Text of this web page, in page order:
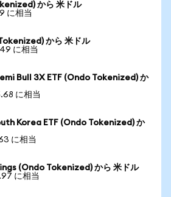
から 米ドル
に相当
から 米ドル
に相当
Bull 3X ETF (Ondo Tokenized) か
に相当
Korea ETF (Ondo Tokenized) か
に相当
(Ondo Tokenized) から 米ドル
に相当